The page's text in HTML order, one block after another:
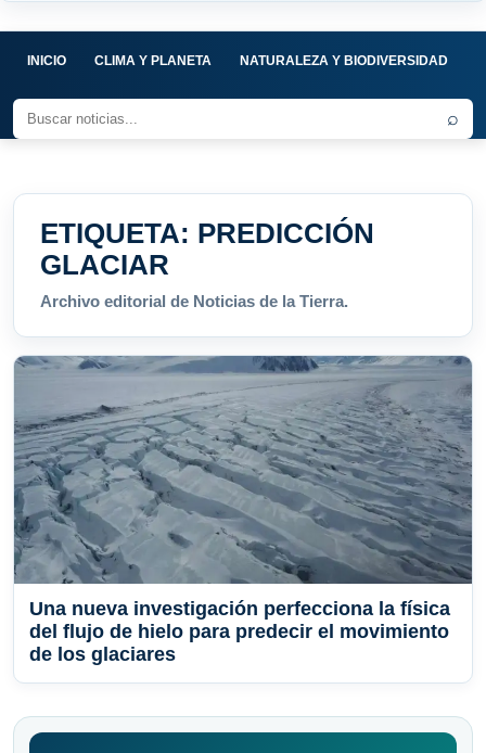
INICIO CLIMA Y PLANETA NATURALEZA Y BIODIVERSIDAD
⌕
ETIQUETA: PREDICCIÓN
GLACIAR
Archivo editorial de Noticias de la Tierra.
Una nueva investigación perfecciona la física
del flujo de hielo para predecir el movimiento
de los glaciares